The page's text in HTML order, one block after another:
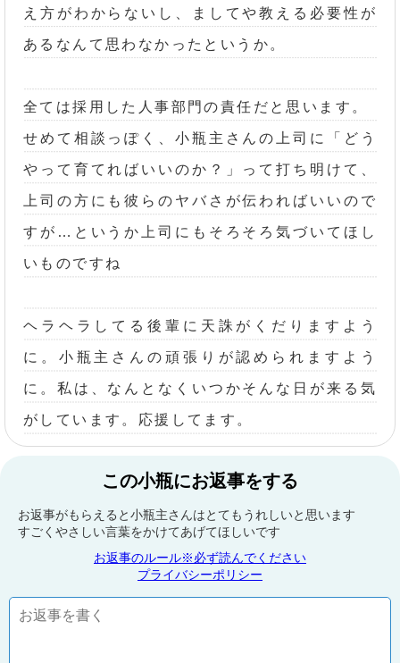
え方がわからないし、ましてや教える必要性が
あるなんて思わなかったというか。
全ては採用した人事部門の責任だと思います。
せめて相談っぽく、小瓶主さんの上司に「どう
やって育てればいいのか？」って打ち明けて、
上司の方にも彼らのヤバさが伝わればいいので
すが…というか上司にもそろそろ気づいてほし
いものですね
ヘラヘラしてる後輩に天誅がくだりますよう
に。小瓶主さんの頑張りが認められますよう
に。私は、なんとなくいつかそんな日が来る気
がしています。応援してます。
この小瓶にお返事をする
お返事がもらえると小瓶主さんはとてもうれしいと思います
すごくやさしい言葉をかけてあげてほしいです
お返事のルール※必ず読んでください
プライバシーポリシー